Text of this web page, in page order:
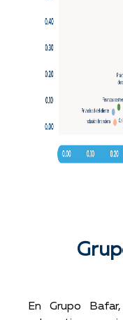
En Grupo